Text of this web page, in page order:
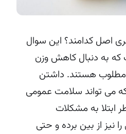
اصل کدامند؟ این سوال
که به دنبال کاهش وزن
هستند. داشتن
می‌ تواند سلامت عمومی
ابتلا به مشکلات
نیز از بین برده و حتی